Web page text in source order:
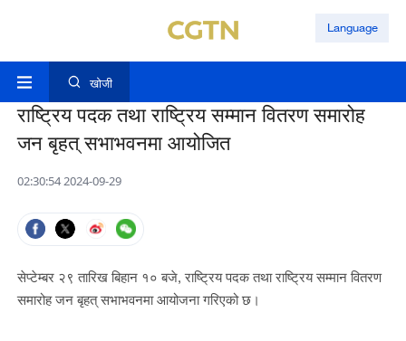
Language
खोजी
राष्ट्रिय पदक तथा राष्ट्रिय सम्मान वितरण समारोह
जन बृहत् सभाभवनमा आयोजित
02:30:54 2024-09-29
सेप्टेम्बर २९ तारिख बिहान १० बजे,राष्ट्रिय पदकतथा राष्ट्रिय सम्मानवितरण
समारोह जन बृहत् सभाभवनमा आयोजना गरिएको छ।